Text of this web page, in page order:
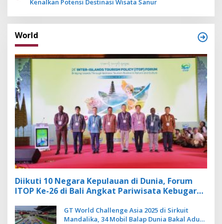
Kenalkan Potensi Destinasi Wisata Sanur
World
Diikuti 10 Negara Kepulauan di Dunia, Forum
ITOP Ke-26 di Bali Angkat Pariwisata Kebugaran
GT World Challenge Asia 2025 di Sirkuit
Mandalika, 34 Mobil Balap Dunia Bakal Adu